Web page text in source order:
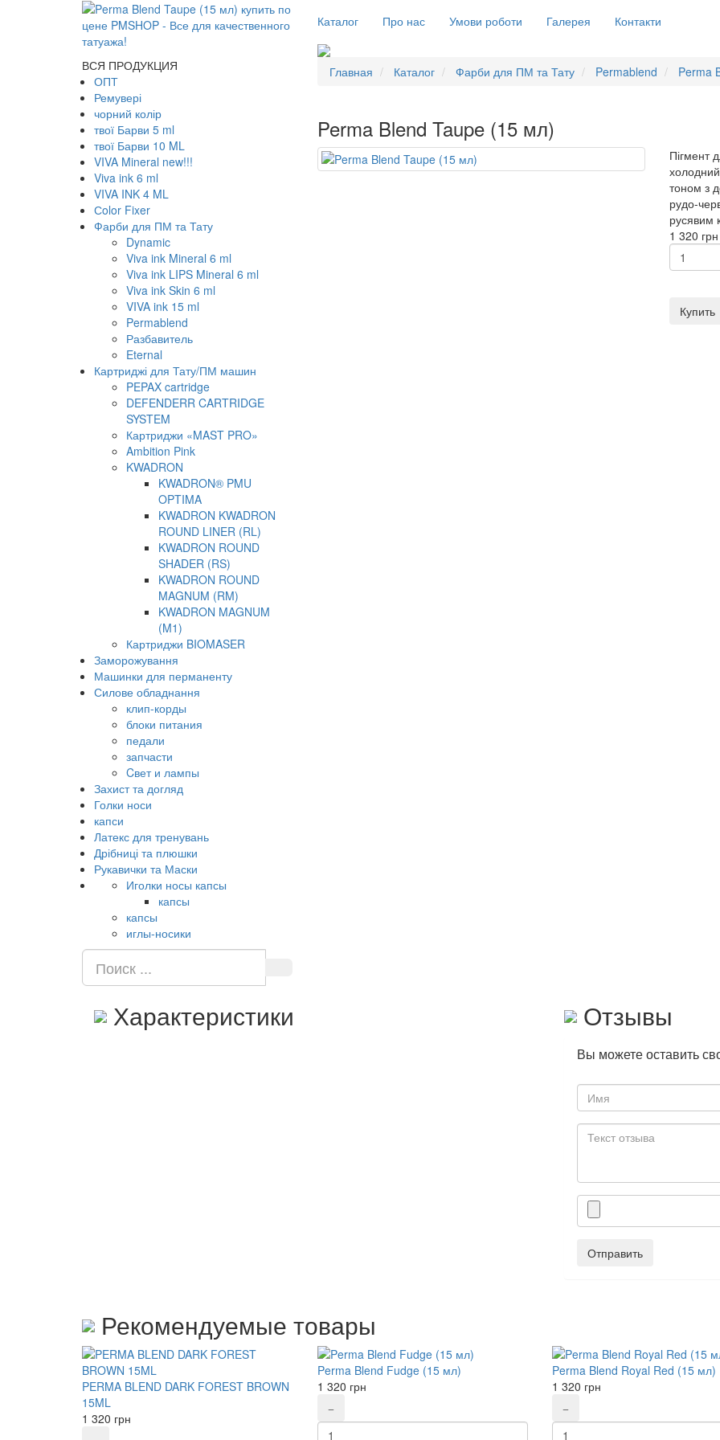
Каталог Про нас Умови роботи Галерея Контакти
ВСЯ ПРОДУКЦИЯ
ОПТ
Ремувері
чорний колір
твої Барви 5 ml
твої Барви 10 ML
VIVA Mineral new!!!
Viva ink 6 ml
VIVA INK 4 ML
Сolor Fixer
Фарби для ПМ та Тату
Dynamic
Viva ink Mineral 6 ml
Viva ink LIPS Mineral 6 ml
Viva ink Skin 6 ml
VIVA ink 15 ml
Permablend
Разбавитель
Eternal
Картриджі для Тату/ПМ машин
PEPAX cartridge
DEFENDERR CARTRIDGE
SYSTEM
Картриджи «MAST PRO»
Ambition Pink
KWADRON
KWADRON® PMU
OPTIMA
KWADRON KWADRON
ROUND LINER (RL)
KWADRON ROUND
SHADER (RS)
KWADRON ROUND
MAGNUM (RM)
KWADRON MAGNUM
(M1)
Картриджи BIOMASER
Заморожування
Машинки для перманенту
Силове обладнання
клип-корды
блоки питания
педали
запчасти
Cвет и лампы
Захист та догляд
Голки носи
капси
Латекс для тренувань
Дрібниці та плюшки
Рукавички та Маски
Иголки носы капсы
капсы
капсы
иглы-носики
Главная Каталог Фарби для ПМ та Тату Permablend Perma
Perma Blend Taupe (15 мл)
Пігмент
тоном з
рудо-
русявим
1 320 грн
Купить
Характеристики Отзывы
Вы можете оставить
Отправить
Рекомендуемые товары
PERMA BLEND DARK FOREST BROWN
15ML
1 320 грн
Perma Blend Fudge (15 мл)
1 320 грн
Perma Blend Royal Red (15 мл)
1 320 грн